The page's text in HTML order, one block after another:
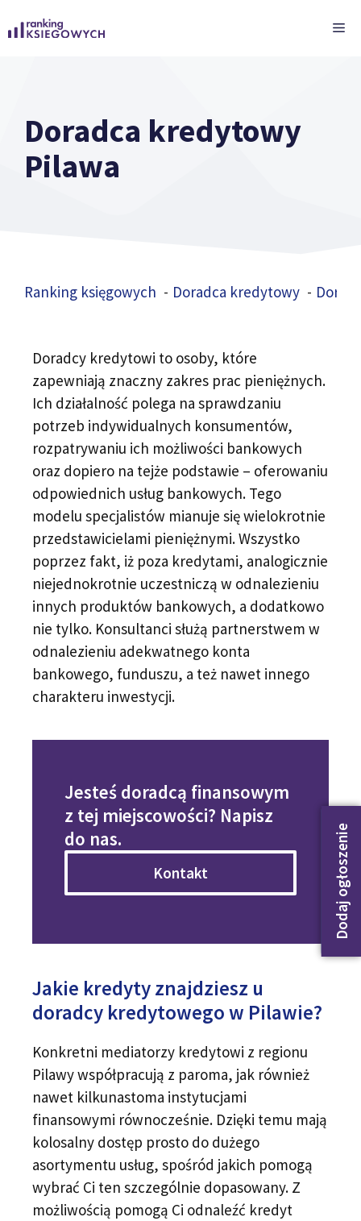
do
Doradca kredytowy
Pilawa
Ranking księgowych Doradca kredytowy
Dodaj ogłoszenie
Doradcy kredytowi to osoby, które
zapewniają znaczny zakres prac pieniężnych.
Ich działalność polega na sprawdzaniu
potrzeb indywidualnych konsumentów,
rozpatrywaniu ich możliwości bankowych
oraz dopiero na tejże podstawie – oferowaniu
odpowiednich usług bankowych. Tego
modelu specjalistów mianuje się wielokrotnie
przedstawicielami pieniężnymi. Wszystko
poprzez fakt, iż poza kredytami, analogicznie
niejednokrotnie uczestniczą w odnalezieniu
innych produktów bankowych, a dodatkowo
nie tylko. Konsultanci służą partnerstwem w
odnalezieniu adekwatnego konta
bankowego, funduszu, a też nawet innego
charakteru inwestycji.
Jesteś doradcą finansowym
z tej miejscowości? Napisz
do nas.
Kontakt
Jakie kredyty znajdziesz u
doradcy kredytowego w Pilawie?
Konkretni mediatorzy kredytowi z regionu
Pilawy współpracują z paroma, jak również
nawet kilkunastoma instytucjami
finansowymi równocześnie. Dzięki temu mają
kolosalny dostęp prosto do dużego
asortymentu usług, spośród jakich pomogą
wybrać Ci ten szczególnie dopasowany. Z
możliwością pomogą Ci odnaleźć kredyt